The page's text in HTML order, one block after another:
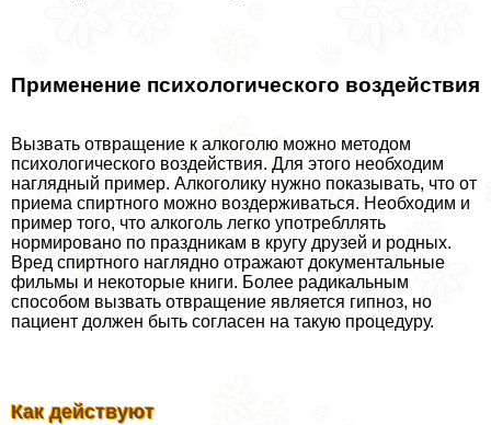
Применение психологического воздействия
Вызвать отвращение к алкоголю можно методом
психологического воздействия. Для этого необходим
наглядный пример. Алкоголику нужно показывать, что от
приема спиртного можно воздерживаться. Необходим и
пример того, что алкоголь легко употрeбллять
нормировано по праздникам в кругу друзей и родных.
Вред спиртного наглядно отражают документальные
фильмы и некоторые книги. Более радикальным
способом вызвать отвращение является гипноз, но
пациент должен быть согласен на такую процедуру.
Как действуют